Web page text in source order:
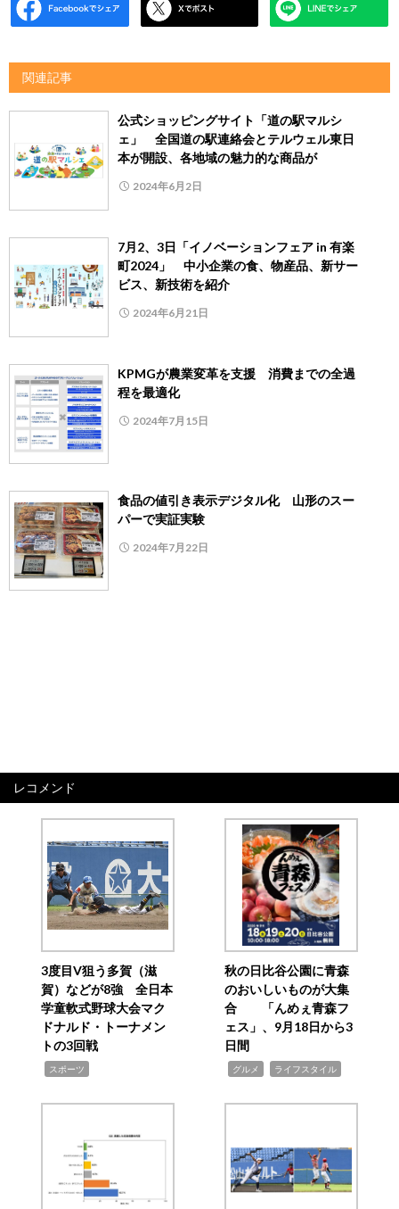
関連記事
公式ショッピングサイト「道の駅マルシ
ェ」 全国道の駅連絡会とテルウェル東日
本が開設、各地域の魅力的な商品が
2024年6月2日
7月2、3日「イノベーションフェア in 有楽
町2024」 中小企業の食、物産品、新サー
ビス、新技術を紹介
2024年6月21日
KPMGが農業変革を支援 消費までの全過
程を最適化
2024年7月15日
食品の値引き表示デジタル化 山形のスー
パーで実証実験
2024年7月22日
レコメンド
3度目V狙う多賀（滋
賀）などが8強 全日本
学童軟式野球大会マク
ドナルド・トーナメン
トの3回戦
スポーツ
秋の日比谷公園に青森
のおいしいものが大集
合 「んめぇ青森フ
ェス」、9月18日から3
日間
グルメ ライフスタイル